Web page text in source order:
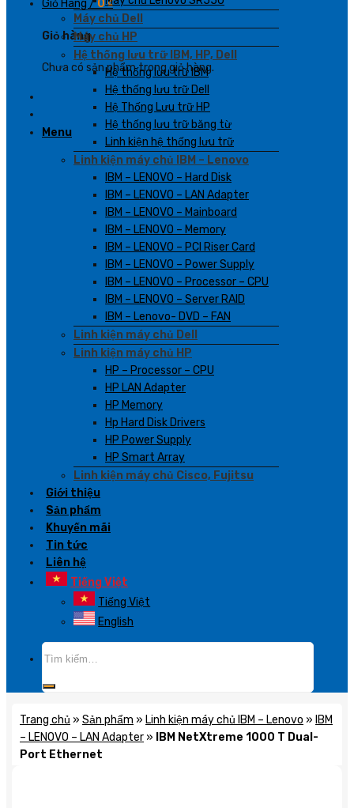
Giỏ Hàng /0₫
Giỏ hàng
Chưa có sản phẩm trong giỏ hàng.
Menu
Máy chủ Dell
Máy chủ HP
Hệ thống lưu trữ IBM, HP, Dell
Hệ thống lưu trữ IBM
Hệ thống lưu trữ Dell
Hệ Thống Lưu trữ HP
Hệ thống lưu trữ băng từ
Linh kiện hệ thống lưu trữ
Linh kiện máy chủ IBM – Lenovo
IBM – LENOVO – Hard Disk
IBM – LENOVO – LAN Adapter
IBM – LENOVO – Mainboard
IBM – LENOVO – Memory
IBM – LENOVO – PCI Riser Card
IBM – LENOVO – Power Supply
IBM – LENOVO – Processor – CPU
IBM – LENOVO – Server RAID
IBM – Lenovo- DVD – FAN
Linh kiện máy chủ Dell
Linh kiện máy chủ HP
HP – Processor – CPU
HP LAN Adapter
HP Memory
Hp Hard Disk Drivers
HP Power Supply
HP Smart Array
Linh kiện máy chủ Cisco, Fujitsu
Giới thiệu
Sản phẩm
Khuyến mãi
Tin tức
Liên hệ
Tiếng Việt
Tiếng Việt
English
Trang chủ » Sản phẩm » Linh kiện máy chủ IBM – Lenovo » IBM
– LENOVO – LAN Adapter »
IBM NetXtreme 1000 T Dual-
Port Ethernet